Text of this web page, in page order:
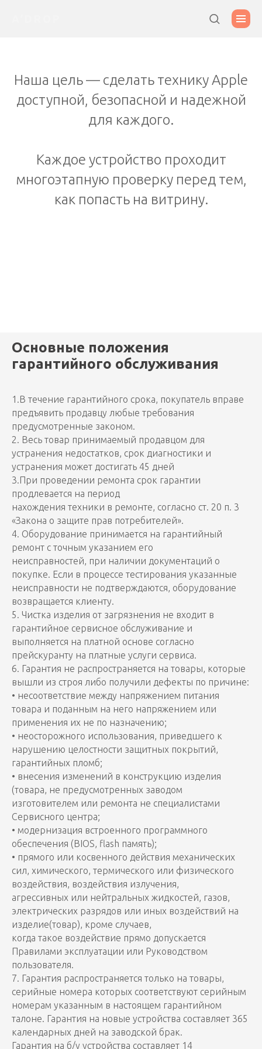
Наша цель — сделать технику Apple
доступной, безопасной и надежной
для каждого.
Каждое устройство проходит
многоэтапную проверку перед тем,
как попасть на витрину.
Основные положения
гарантийного обслуживания
1.В течение гарантийного срока, покупатель вправе
предъявить продавцу любые требования
предусмотренные законом.
2. Весь товар принимаемый продавцом для
устранения недостатков, срок диагностики и
устранения может достигать 45 дней
3.При проведении ремонта срок гарантии
продлевается на период
нахождения техники в ремонте, согласно ст. 20 п. 3
«Закона о защите прав потребителей».
4. Оборудование принимается на гарантийный
ремонт с точным указанием его
неисправностей, при наличии документаций о
покупке. Если в процессе тестирования указанные
неисправности не подтверждаются, оборудование
возвращается клиенту.
5. Чистка изделия от загрязнения не входит в
гарантийное сервисное обслуживание и
выполняется на платной основе согласно
прейскуранту на платные услуги сервиса.
6. Гарантия не распространяется на товары, которые
вышли из строя либо получили дефекты по причине:
• несоответствие между напряжением питания
товара и поданным на него напряжением или
применения их не по назначению;
• неосторожного использования, приведшего к
нарушению целостности защитных покрытий,
гарантийных пломб;
• внесения изменений в конструкцию изделия
(товара, не предусмотренных заводом
изготовителем или ремонта не специалистами
Сервисного центра;
• модернизация встроенного программного
обеспечения (BIOS, flash память);
• прямого или косвенного действия механических
сил, химического, термического или физического
воздействия, воздействия излучения,
агрессивных или нейтральных жидкостей, газов,
электрических разрядов или иных воздействий на
изделие(товар), кроме случаев,
когда такое воздействие прямо допускается
Правилами эксплуатации или Руководством
пользователя.
7. Гарантия распространяется только на товары,
серийные номера которых соответствуют серийным
номерам указанным в настоящем гарантийном
талоне. Гарантия на новые устройства составляет 365
календарных дней на заводской брак.
Гарантия на б/у устройства составляет 14